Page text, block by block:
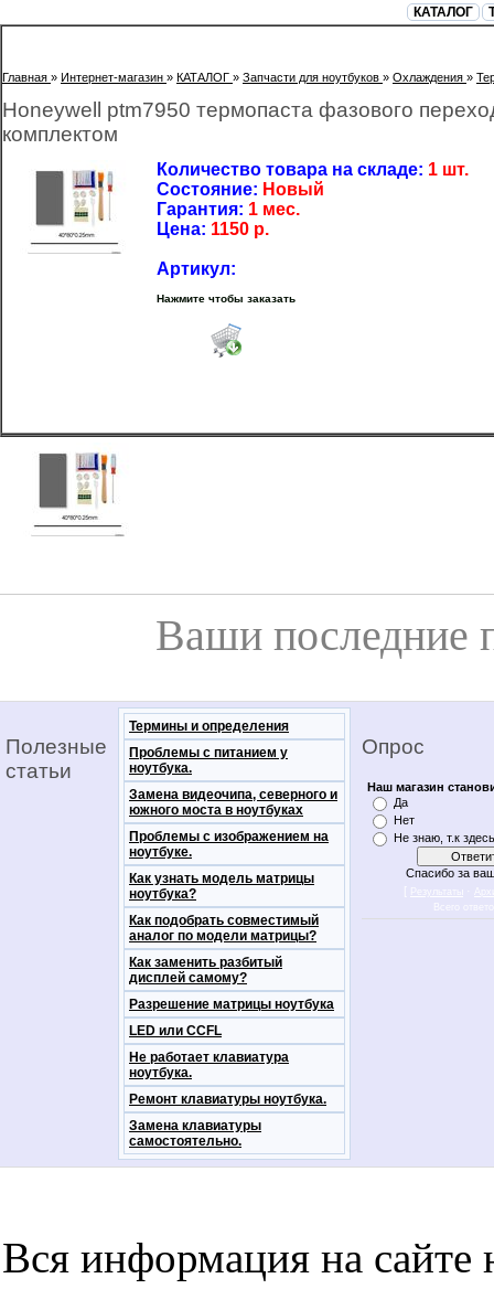
КАТАЛОГ
Главная » Интернет-магазин » КАТАЛОГ » Запчасти для ноутбуков » Охлаждения »
Honeywell ptm7950 термопаста фазового
комплектом
Количество товара на складе: 1 шт.
Состояние: Новый
Гарантия: 1 мес.
Цена: 1150 р.
Артикул:
Нажмите чтобы заказать
Ваши последние
Полезные
статьи
Термины и определения
Проблемы с питанием у
ноутбука.
Замена видеочипа, северного и
южного моста в ноутбуках
Проблемы с изображением на
ноутбуке.
Как узнать модель матрицы
ноутбука?
Как подобрать совместимый
аналог по модели матрицы?
Как заменить разбитый
дисплей самому?
Разрешение матрицы ноутбука
LED или CCFL
Не работает клавиатура
ноутбука.
Ремонт клавиатуры ноутбука.
Замена клавиатуры
самостоятельно.
Опрос
Наш магазин
Да
Нет
Не знаю, т.к
Спасибо за
Вся информация на сайте